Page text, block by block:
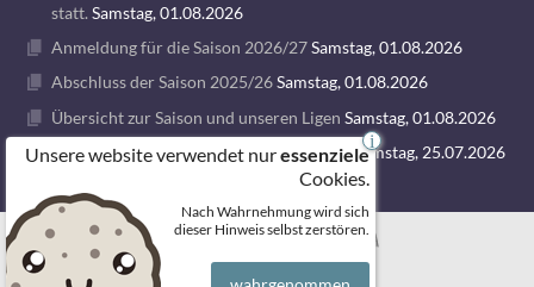
statt. Samstag, 01.08.2026
Anmeldung für die Saison 2026/27Samstag, 01.08.2026
Abschluss der Saison 2025/26Samstag, 01.08.2026
Übersicht zur Saison und unseren Ligen Samstag, 01.08.2026
1. VOLLEY GODS SUMMER CAMP 2026 Samstag, 25.07.2026
© 2026 FREIZEITVOLLEYBALL BERLIN
Unsere website verwendet nuressenziele
Cookies.
Nach Wahrnehmung wird sich
dieser Hinweis selbst zerstören.
i